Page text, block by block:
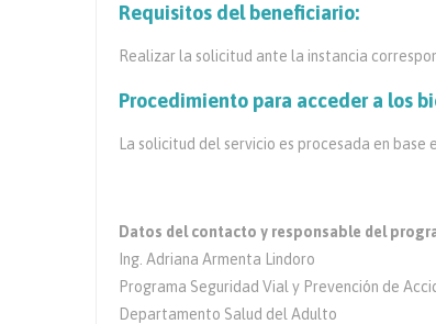
Requisitos del beneficiario:
Realizar la solicitud ante la instancia
Procedimiento para acceder a los
La solicitud del servicio es procesada en
Datos del contacto y responsable del
Ing. Adriana Armenta Lindoro
Programa Seguridad Vial y Prevención de
Departamento Salud del Adulto